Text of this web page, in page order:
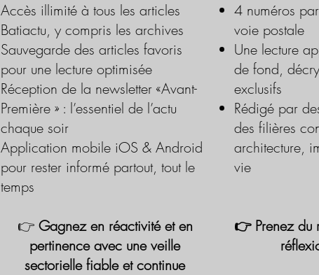
Accès illimité à tous les articles
Batiactu, y compris les archives
Sauvegarde des articles favoris
pour une lecture optimisée
Réception de la newsletter «Avant-
Première » : l’essentiel de l’actu
chaque soir
Application mobile iOS & Android
pour rester informé partout, tout le
temps
👉 Gagnez en réactivité et en
pertinence avec une veille
sectorielle fiable et continue
4 numéros
voie postale
Une lecture
de fond,
exclusifs
Rédigé par
des filières
architecture,
vie
👉 Prenez du